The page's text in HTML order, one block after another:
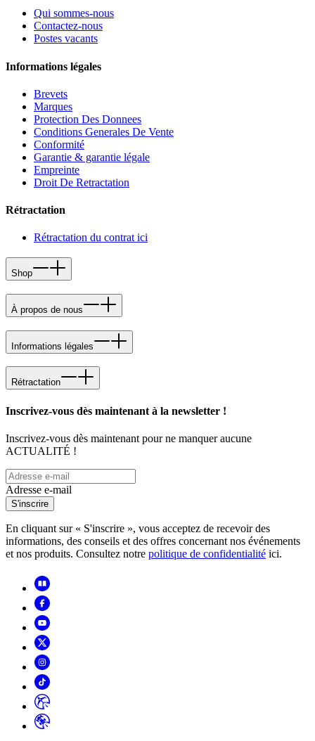
Qui sommes-nous
Contactez-nous
Postes vacants
Informations légales
Brevets
Marques
Protection Des Donnees
Conditions Generales De Vente
Conformité
Garantie & garantie légale
Empreinte
Droit De Retractation
Rétractation
Rétractation du contrat ici
Shop
À propos de nous
Informations légales
Rétractation
Inscrivez-vous dès maintenant à la newsletter !
Inscrivez-vous dès maintenant pour ne manquer aucune
ACTUALITÉ !
Adresse e-mail
S'inscrire
En cliquant sur « S'inscrire », vous acceptez de recevoir des
informations, des conseils et des offres concernant nos événements
et nos produits. Consultez notre politique de confidentialité ici.